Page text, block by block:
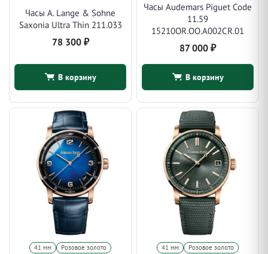
Часы A. Lange & Sohne
Saxonia Ultra Thin 211.033
78 300 ₽
В корзину
Часы Audemars Piguet Code
11.59
15210OR.OO.A002CR.01
87 000 ₽
В корзину
41 мм Розовое золото 41 мм Розовое золото